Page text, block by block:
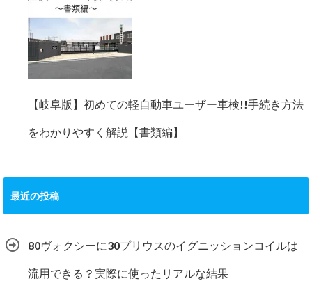
【岐阜版】初めての軽自動車ユーザー車検!!手続き方法
をわかりやすく解説【書類編】
最近の投稿
80ヴォクシーに30プリウスのイグニッションコイルは
流用できる？実際に使ったリアルな結果